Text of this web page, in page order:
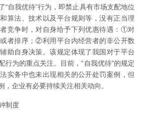
“自我优待”行为，即禁止具有市场支配地位
算法、技术以及平台规则等，没有正当理
竞争时，对自身给予下列优惠待遇：①对
者排序；②利用平台内经营者的非公开数
助自身决策。该规定体现了我国对于平台
行为的重点关注。目前，“自我优待”的规定
实务中也未出现相关的公开处罚案例，但
，企业有必要持续关注相关动向。
制度